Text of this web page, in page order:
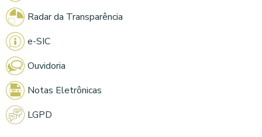
Radar da Transparência
e-SIC
Ouvidoria
Notas Eletrônicas
LGPD